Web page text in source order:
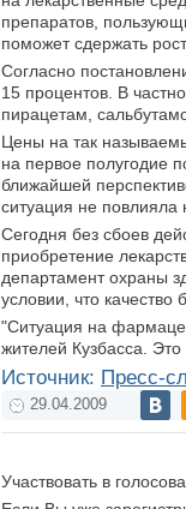
препаратов,
поможет сдержать
Согласно
15 процентов. В
пирацетам,
Цены на так
на первое полугодие
ближайшей
ситуация не повлияла
Сегодня без сбоев
приобретение
департамент охраны
условии, что качество
"Ситуация на
жителей Кузбасса.
Источник: Пресс-
29.04.2009
Участвовать в